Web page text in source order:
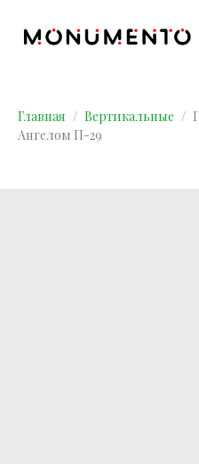
Главная Вертикальные
Ангелом П-29